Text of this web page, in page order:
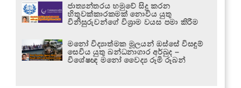
ජාත්‍යන්තරය හමුවේ සිදු කරන
හිතුවක්කාරකමක් නොවිය යුතු
විනිසුරුවන්ගේ විශ්‍රාම වයස පමා කිරීම
මනෝ විද්‍යාත්මක මූලයන් ඔස්සේ විසඳුම්
සෙවිය යුතු බන්ධනාගාර අර්බුද –
විශේෂඥ මනෝ වෛද්‍ය රූමි රූබන්